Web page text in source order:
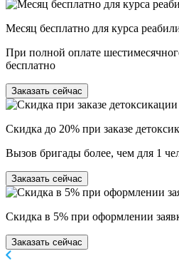
Месяц бесплатно для курса
При полной оплате
бесплатно
Заказать сейчас
Скидка до 20% при заказе
Вызов бригады более, чем для 1
Заказать сейчас
Скидка в 5% при оформлении
Заказать сейчас